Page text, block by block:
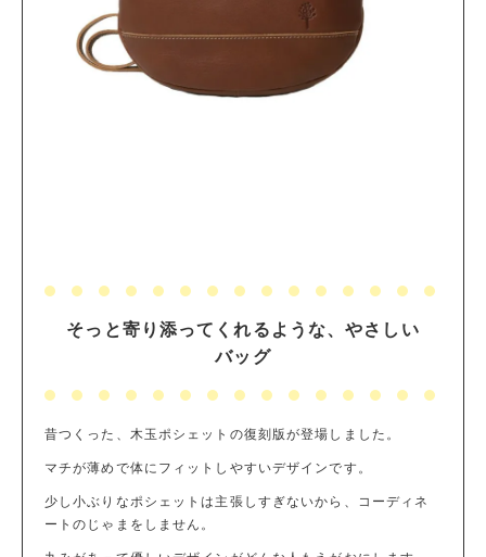
そっと寄り添ってくれるような、やさしい
バッグ
昔つくった、木玉ポシェットの復刻版が登場しました。
マチが薄めで体にフィットしやすいデザインです。
少し小ぶりなポシェットは主張しすぎないから、コーディネ
ートのじゃまをしません。